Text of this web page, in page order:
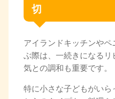
切
アイランドキッチンや
ぶ際は、一続きになるリ
気との調和も重要です。
特に小さな子どもがい